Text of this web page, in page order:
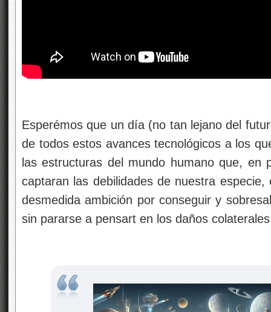
Esperémos que un día (no tan lejano del
de todos estos avances tecnológicos a los
las estructuras del mundo humano que, en
captaran las debilidades de nuestra
desmedida ambición por conseguir y
sin pararse a pensart en los daños